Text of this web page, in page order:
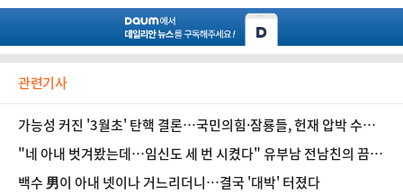
관련기사
가능성 커진 '3월초' 탄핵 결론…국민의힘·잠룡들, 헌재 압박 수위
최고조
"네 아내 벗겨봤는데…임신도 세 번 시켰다" 유부남 전남친의 끔찍
한 스토킹
백수 男이 아내 넷이나 거느리더니…결국 '대박' 터졌다